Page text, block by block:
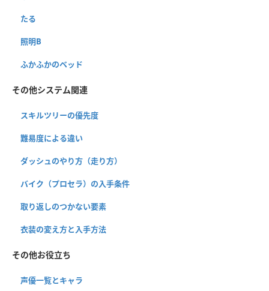
たる
照明B
ふかふかのベッド
その他システム関連
スキルツリーの優先度
難易度による違い
ダッシュのやり方（走り方）
バイク（プロセラ）の入手条件
取り返しのつかない要素
衣装の変え方と入手方法
その他お役立ち
声優一覧とキャラ